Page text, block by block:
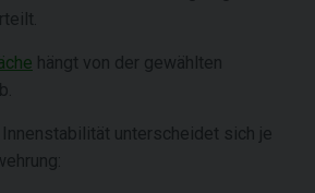
hängt von der gewählten
unterscheidet sich je